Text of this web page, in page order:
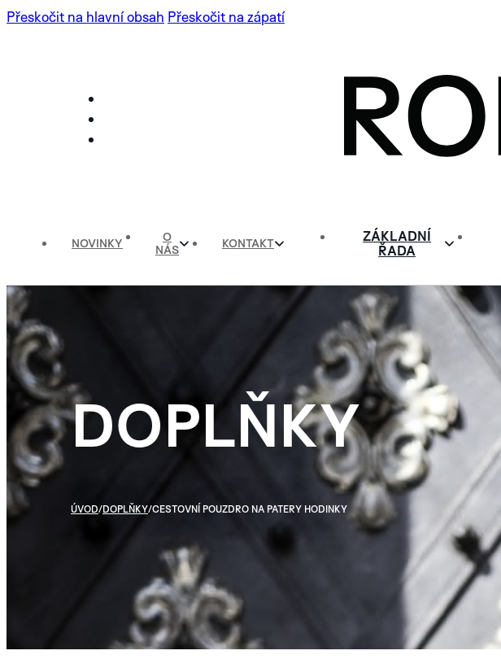
Přeskočit na hlavní obsah Přeskočit na zápatí
ZÁKLADNÍ
ŘADA
NOVINKY
O
NÁS
KONTAKT
DOPLŇKY
ÚVOD/DOPLŇKY/CESTOVNÍ POUZDRO NA PATERY HODINKY